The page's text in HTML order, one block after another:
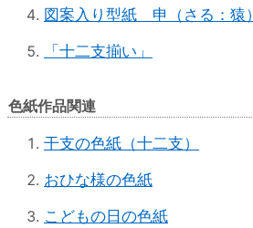
図案入り型紙 申（さる：猿）
「十二支揃い」
色紙作品関連
干支の色紙（十二支）
おひな様の色紙
こどもの日の色紙